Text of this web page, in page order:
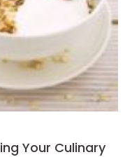
Your Culinary